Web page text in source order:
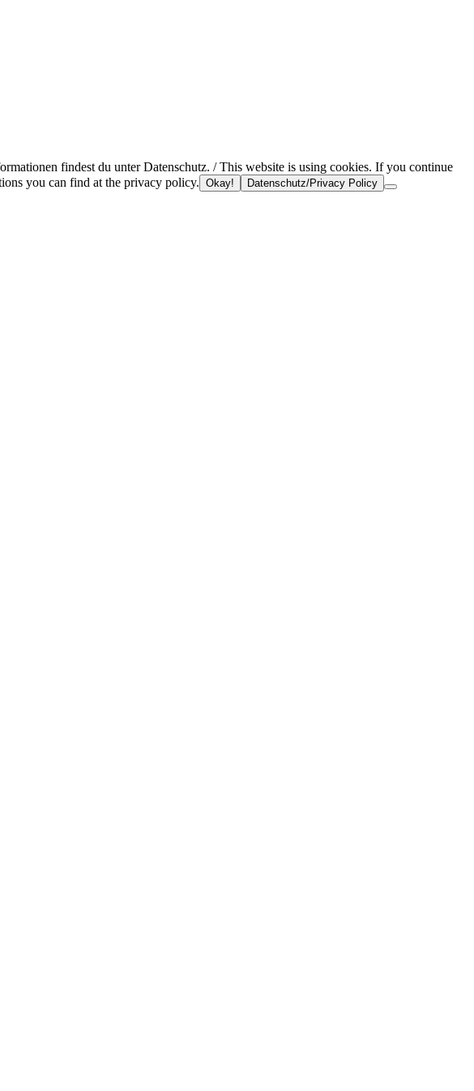
findest du unter Datenschutz. / This website is using cookies. If you continue
you can find at the privacy policy. Okay! Datenschutz/Privacy Policy